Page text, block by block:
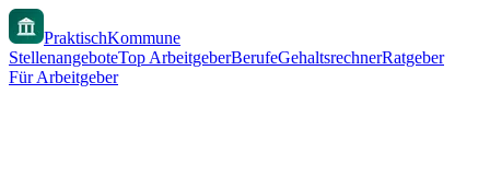
PraktischKommune
StellenangeboteTop ArbeitgeberBerufeGehaltsrechnerRatgeber
Für Arbeitgeber